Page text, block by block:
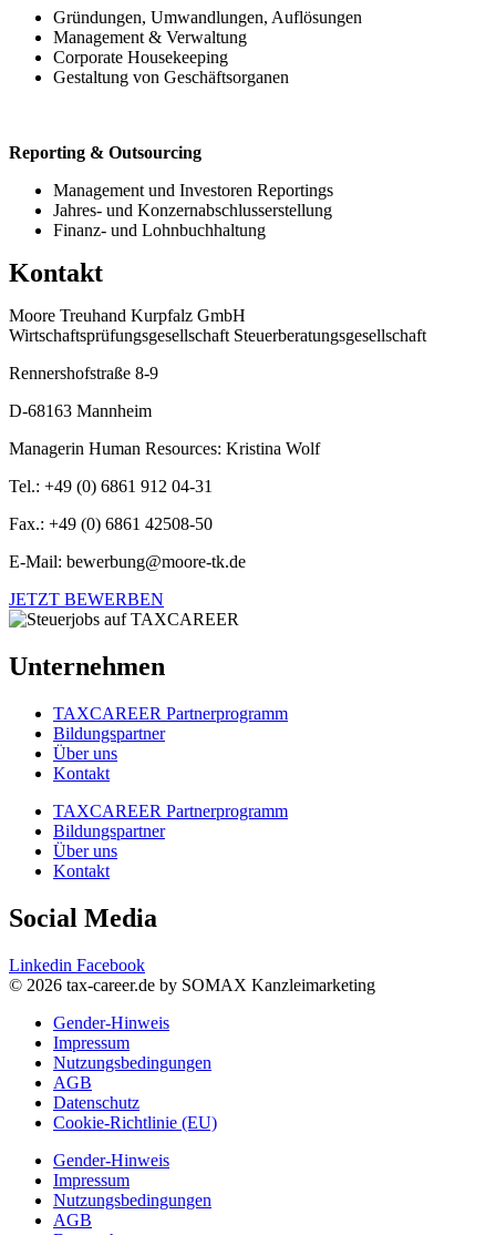
Gründungen, Umwandlungen, Auflösungen
Management & Verwaltung
Corporate Housekeeping
Gestaltung von Geschäftsorganen
Reporting & Outsourcing
Management und Investoren Reportings
Jahres- und Konzernabschlusserstellung
Finanz- und Lohnbuchhaltung
Kontakt
Moore Treuhand Kurpfalz GmbH
Wirtschaftsprüfungsgesellschaft Steuerberatungsgesellschaft
Rennershofstraße 8-9
D-68163 Mannheim
Managerin Human Resources: Kristina Wolf
Tel.: +49 (0) 6861 912 04-31
Fax.: +49 (0) 6861 42508-50
E-Mail: bewerbung@moore-tk.de
JETZT BEWERBEN
Unternehmen
TAXCAREER Partnerprogramm
Bildungspartner
Über uns
Kontakt
TAXCAREER Partnerprogramm
Bildungspartner
Über uns
Kontakt
Social Media
Linkedin Facebook
© 2026 tax-career.de by SOMAX Kanzleimarketing
Gender-Hinweis
Impressum
Nutzungsbedingungen
AGB
Datenschutz
Cookie-Richtlinie (EU)
Gender-Hinweis
Impressum
Nutzungsbedingungen
AGB